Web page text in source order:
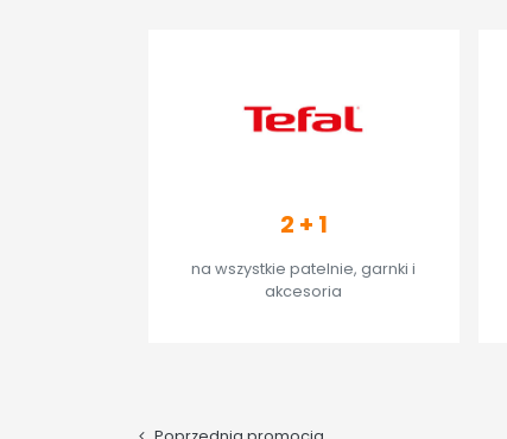
2 + 1
na wszystkie patelnie, garnki i
akcesoria